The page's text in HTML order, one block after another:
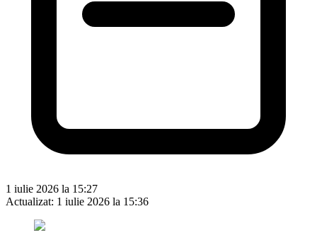
1 iulie 2026 la 15:27
Actualizat: 1 iulie 2026 la 15:36